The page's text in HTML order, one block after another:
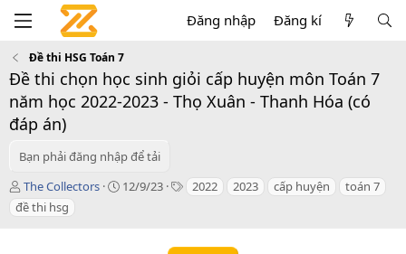
Đăng nhập Đăng kí
Đề thi HSG Toán 7
Đề thi chọn học sinh giỏi cấp huyện môn Toán 7
năm học 2022-2023 - Thọ Xuân - Thanh Hóa (có
đáp án)
Bạn phải đăng nhập để tải
T
á
c
The Collectors
C12/9/23
T 2022 2023 cấp huyện
toán 7
đề thi hsg